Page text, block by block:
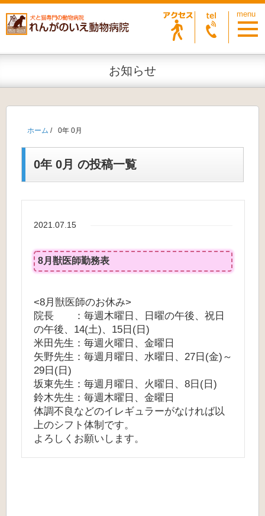
お知らせ
ホーム / 0年 0月
0年 0月 の投稿一覧
2021.07.15
8月獣医師勤務表
<8月獣医師のお休み>
院長 ：毎週木曜日、日曜の午後、祝日
の午後、14(土)、15日(日)
米田先生：毎週火曜日、金曜日
矢野先生：毎週月曜日、水曜日、27日(金)～
29日(日)
坂東先生：毎週月曜日、火曜日、8日(日)
鈴木先生：毎週木曜日、金曜日
体調不良などのイレギュラーがなければ以
上のシフト体制です。
よろしくお願いします。